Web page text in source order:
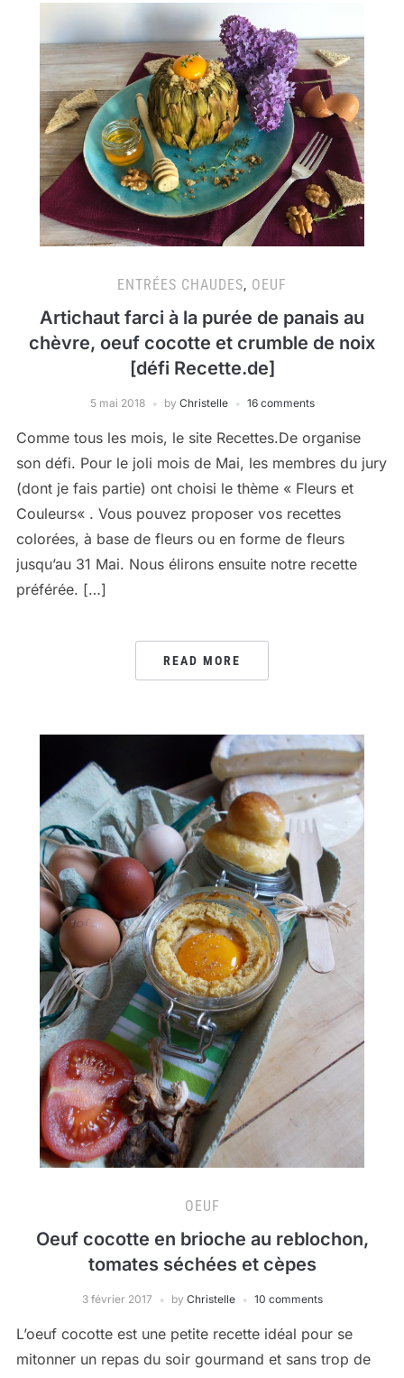
ENTRÉES CHAUDES, OEUF
Artichaut farci à la purée de panais au
chèvre, oeuf cocotte et crumble de noix
[défi Recette.de]
5 mai 2018 by Christelle 16 comments
Comme tous les mois, le site Recettes.De organise
son défi. Pour le joli mois de Mai, les membres du jury
(dont je fais partie) ont choisi le thème « Fleurs et
Couleurs« . Vous pouvez proposer vos recettes
colorées, à base de fleurs ou en forme de fleurs
jusqu’au 31 Mai. Nous élirons ensuite notre recette
préférée. […]
READ MORE
OEUF
Oeuf cocotte en brioche au reblochon,
tomates séchées et cèpes
3 février 2017 by Christelle 10 comments
L’oeuf cocotte est une petite recette idéal pour se
mitonner un repas du soir gourmand et sans trop de